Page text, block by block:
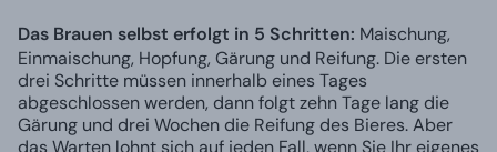
Das Brauen selbst erfolgt in 5 Schritten: Maischung,
Einmaischung, Hopfung, Gärung und Reifung. Die ersten
drei Schritte müssen innerhalb eines Tages
abgeschlossen werden, dann folgt zehn Tage lang die
Gärung und drei Wochen die Reifung des Bieres. Aber
das Warten lohnt sich auf jeden Fall, wenn Sie Ihr eigenes